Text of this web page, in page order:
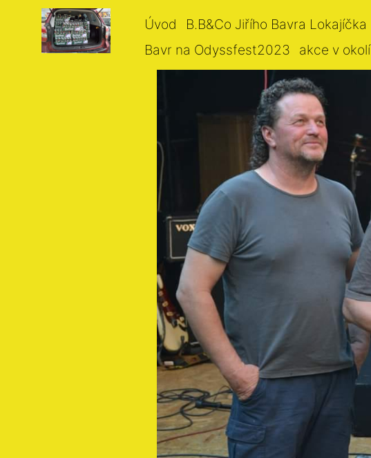
Úvod B.B&Co Jiřího Bavra Lokajíčka
Bavr na Odyssfest2023
akce v okolí